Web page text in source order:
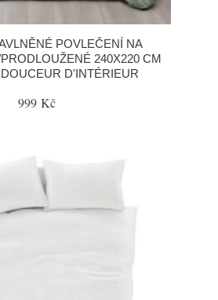
POVLEČENÍ NA
240X220 CM
D'INTÉRIEUR
999 Kč